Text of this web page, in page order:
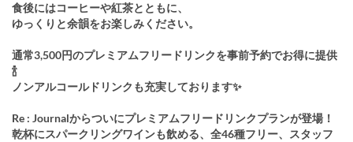
食後にはコーヒーや紅茶とともに、
ゆっくりと余韻をお楽しみください。
通常3,500円のプレミアムフリードリンクを事前予約でお得に提供
🍾
ノンアルコールドリンクも充実しております✨
Re : Journalからついにプレミアムフリードリンクプランが登場！
乾杯にスパークリングワインも飲める、全46種フリー、スタッフ